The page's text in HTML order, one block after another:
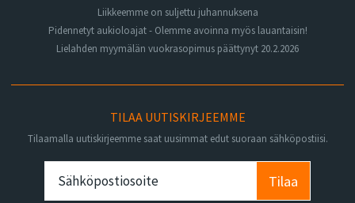
Liikkeemme on suljettu juhannuksena
Pidennetyt aukioloajat - Olemme avoinna myös lauantaisin!
Lielahden myymälän vuokrasopimus päättynyt 20.2.2026
TILAA UUTISKIRJEEMME
Tilaamalla uutiskirjeemme saat uusimmat edut suoraan sähköpostiisi.
Tilaa